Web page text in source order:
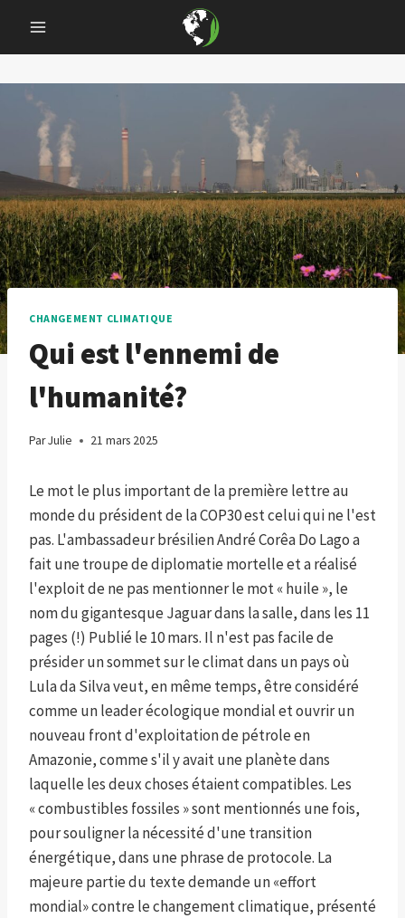
content
CHANGEMENT CLIMATIQUE
Qui est l'ennemi de
l'humanité?
ParJulie 21 mars 2025
Le mot le plus important de la première lettre au
monde du président de la COP30 est celui qui ne l'est
pas. L'ambassadeur brésilien André Corêa Do Lago a
fait une troupe de diplomatie mortelle et a réalisé
l'exploit de ne pas mentionner le mot « huile », le
nom du gigantesque Jaguar dans la salle, dans les 11
pages (!) Publié le 10 mars. Il n'est pas facile de
présider un sommet sur le climat dans un pays où
Lula da Silva veut, en même temps, être considéré
comme un leader écologique mondial et ouvrir un
nouveau front d'exploitation de pétrole en
Amazonie, comme s'il y avait une planète dans
laquelle les deux choses étaient compatibles. Les
« combustibles fossiles » sont mentionnés une fois,
pour souligner la nécessité d'une transition
énergétique, dans une phrase de protocole. La
majeure partie du texte demande un «effort
mondial» contre le changement climatique, présenté